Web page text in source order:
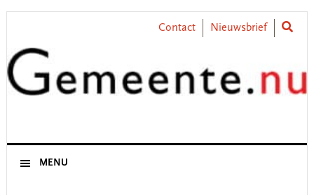
Skip
primary
navigation
Skip
content
Skip
primary
sidebar
Skip
footer
Contact Nieuwsbrief
MENU